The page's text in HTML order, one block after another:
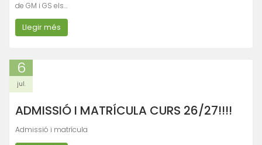
de GM i GS els…
Llegir més
6
jul.
ADMISSIÓ I MATRÍCULA CURS 26/27!!!!
Admissió i matrícula